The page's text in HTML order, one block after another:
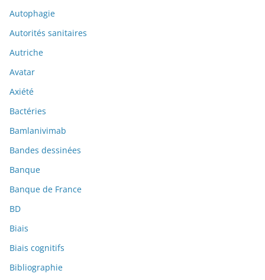
Autophagie
Autorités sanitaires
Autriche
Avatar
Axiété
Bactéries
Bamlanivimab
Bandes dessinées
Banque
Banque de France
BD
Biais
Biais cognitifs
Bibliographie